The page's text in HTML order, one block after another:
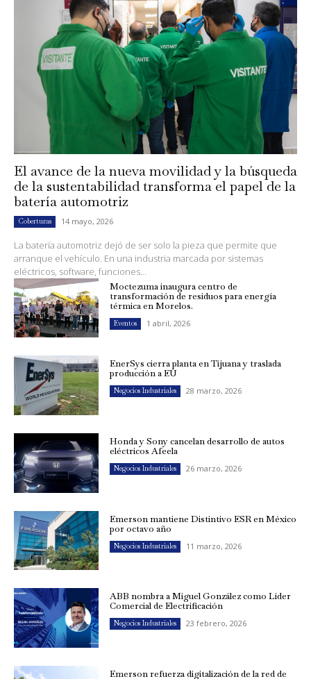
El avance de la nueva movilidad y la búsqueda
de la sustentabilidad transforma el papel de la
batería automotriz
Coberturas 14 mayo, 2026
La batería automotriz dejó de ser solo la pieza que permite que
arranque el vehículo. En una industria marcada por sistemas
eléctricos, software, funciones...
Moctezuma inaugura centro de
transformación de residuos para energía
térmica en Morelos.
Eventos 1 abril, 2026
EnerSys cierra planta en Tijuana y traslada
producción a EU
Negocios Industriales 28 marzo, 2026
Honda y Sony cancelan desarrollo de autos
eléctricos Afeela
Negocios Industriales 26 marzo, 2026
Emerson mantiene Distintivo ESR en México
por octavo año
Negocios Industriales 11 marzo, 2026
ABB nombra a Miguel González como Líder
Comercial de Electrificación
Negocios Industriales 23 febrero, 2026
Emerson refuerza digitalización de la red de